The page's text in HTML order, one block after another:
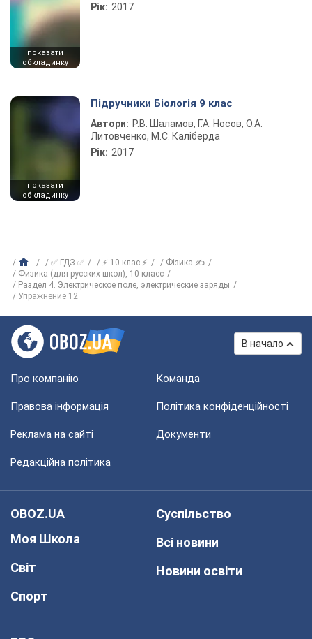
показати
обкладинку
Рік: 2017
показати
обкладинку
Підручники Біологія 9 клас
Автори: Р.В. Шаламов, Г.А. Носов, О.А.
Литовченко, М.С. Каліберда
Рік: 2017
✅ ГДЗ ✅ ⚡ 10 клас ⚡
Фізика ✍
Физика (для русских школ), 10 класс
Раздел 4. Электрическое поле, электрические заряды
Упражнение 12
В начало
Про компанію Команда
Правова інформація Політика конфіденційності
Реклама на сайті Документи
Редакційна політика
OBOZ.UA
Моя Школа
Світ
Спорт
Суспільство
Всі новини
Новини освіти